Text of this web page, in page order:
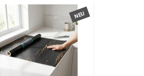
NEU